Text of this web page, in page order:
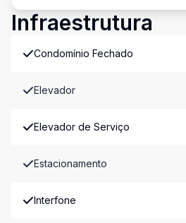
Infraestrutura
Condomínio Fechado
Elevador
Elevador de Serviço
Estacionamento
Interfone